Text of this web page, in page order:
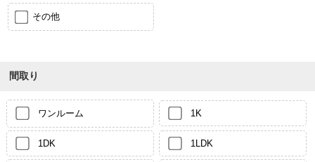
その他
間取り
ワンルーム 1K
1DK 1LDK